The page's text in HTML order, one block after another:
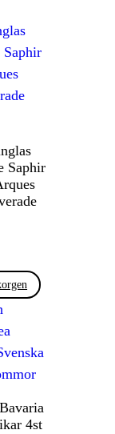
Saphir
4st